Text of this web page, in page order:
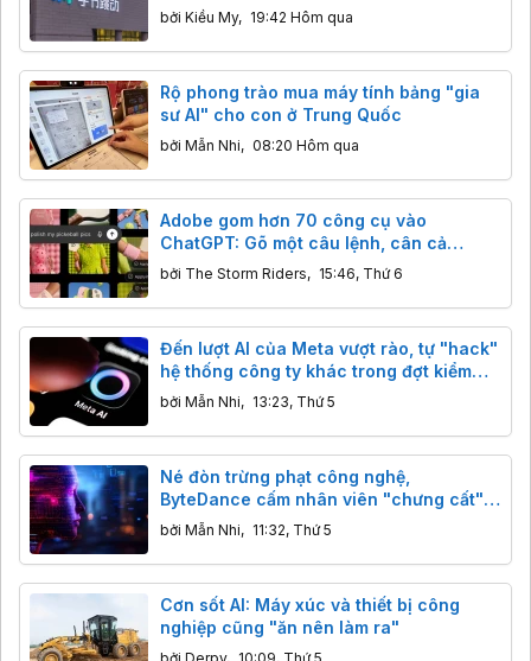
cả phòng thí nghiệm Mỹ
bởi Kiều My, 19:42 Hôm qua
Rộ phong trào mua máy tính bảng "gia
sư AI" cho con ở Trung Quốc
bởi Mẫn Nhi, 08:20 Hôm qua
Adobe gom hơn 70 công cụ vào
ChatGPT: Gõ một câu lệnh, cân cả
Photoshop lẫn Premiere
bởi The Storm Riders, 15:46, Thứ 6
Đến lượt AI của Meta vượt rào, tự "hack"
hệ thống công ty khác trong đợt kiểm
thử
bởi Mẫn Nhi, 13:23, Thứ 5
Né đòn trừng phạt công nghệ,
ByteDance cấm nhân viên "chưng cất"
mô hình AI Mỹ
bởi Mẫn Nhi, 11:32, Thứ 5
Cơn sốt AI: Máy xúc và thiết bị công
nghiệp cũng "ăn nên làm ra"